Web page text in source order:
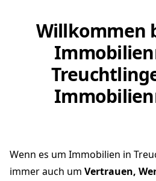
Willkommen
Wenn es um Immobilien in
immer auch um Vertrauen,